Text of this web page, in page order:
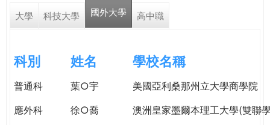
格。
e
e
r
大學 科技大學 國外大學 高中職
科別 姓名 學校名稱
普通科 葉○宇
美國亞利桑那州立大學商學院
應外科
徐○喬
澳洲皇家墨爾本理工大學(雙聯